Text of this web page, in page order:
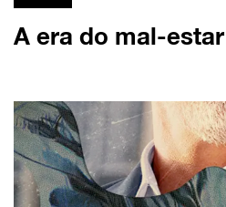
A era do mal-